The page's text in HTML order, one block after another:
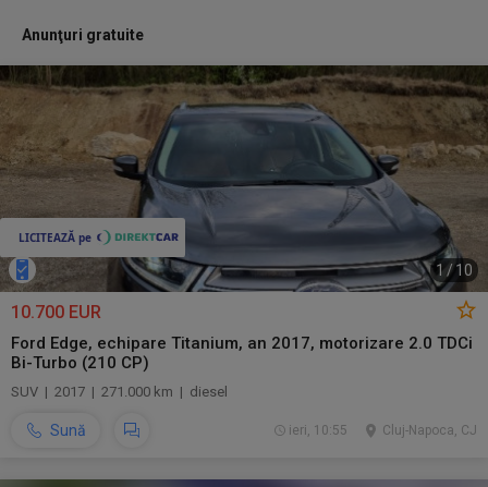
Anunţuri gratuite
1/10
10.700 EUR
Ford Edge, echipare Titanium, an 2017, motorizare 2.0 TDCi
Bi-Turbo (210 CP)
SUV | 2017 | 271.000 km | diesel
Sună Cluj-Napoca, CJ
ieri, 10:55